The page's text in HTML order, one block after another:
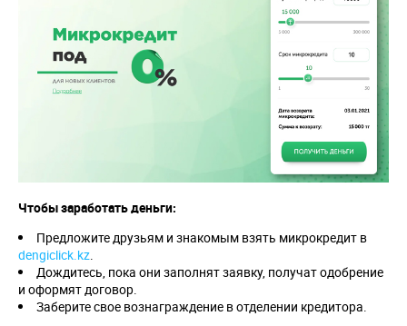
Чтобы заработать деньги:
Предложите друзьям и знакомым взять микрокредит в
dengiclick.kz
Дождитесь, пока они заполнят заявку, получат одобрение
и оформят договор.
Заберите свое вознаграждение в отделении кредитора.